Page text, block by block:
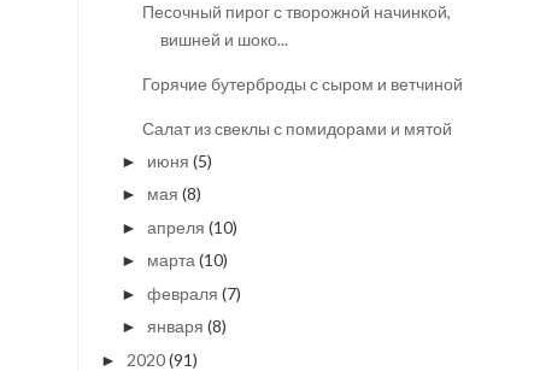
Песочный пирог с творожной начинкой,
вишней и шоко...
Горячие бутерброды с сыром и ветчиной
Салат из свеклы с помидорами и мятой
► июня (5)
► мая (8)
► апреля (10)
► марта (10)
► февраля (7)
► января (8)
► 2020(91)